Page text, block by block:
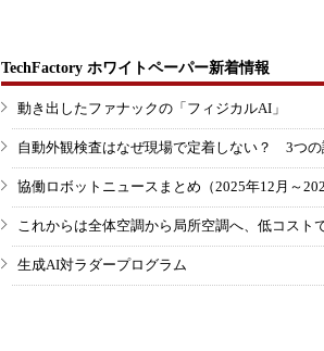
TechFactory ホワイトペーパー新着情報
動き出したファナックの「フィジカルAI」
自動外観検査はなぜ現場で定着しない？ 3つ
協働ロボットニュースまとめ（2025年12月～
これからは全体空調から局所空調へ、低コスト
生成AI対ラダープログラム